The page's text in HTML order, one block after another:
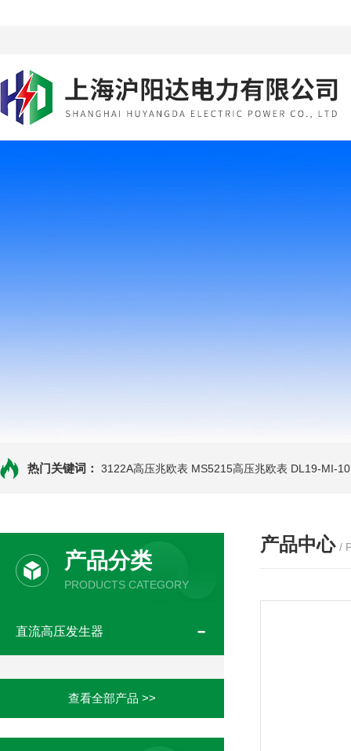
热门关键词： 3122A高压兆欧表 MS5215高压兆欧表 DL19-MI-
产品分类
PRODUCTS CATEGORY
直流高压发生器
查看全部产品 >>
产品中心 /